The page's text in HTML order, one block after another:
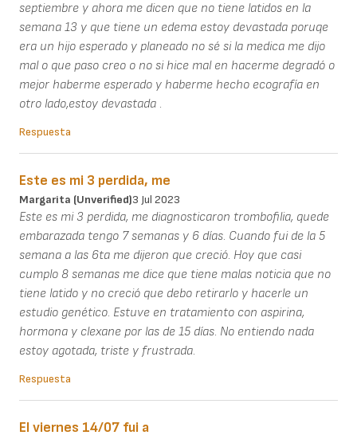
septiembre y ahora me dicen que no tiene latidos en la
semana 13 y que tiene un edema estoy devastada poruqe
era un hijo esperado y planeado no sé si la medica me dijo
mal o que paso creo o no si hice mal en hacerme degradó o
mejor haberme esperado y haberme hecho ecografía en
otro lado,estoy devastada .
Respuesta
Este es mi 3 perdida, me
Margarita (unverified)3 Jul 2023
Este es mi 3 perdida, me diagnosticaron trombofilia, quede
embarazada tengo 7 semanas y 6 días. Cuando fui de la 5
semana a las 6ta me dijeron que creció. Hoy que casi
cumplo 8 semanas me dice que tiene malas noticia que no
tiene latido y no creció que debo retirarlo y hacerle un
estudio genético. Estuve en tratamiento con aspirina,
hormona y clexane por las de 15 días. No entiendo nada
estoy agotada, triste y frustrada.
Respuesta
El viernes 14/07 fui a